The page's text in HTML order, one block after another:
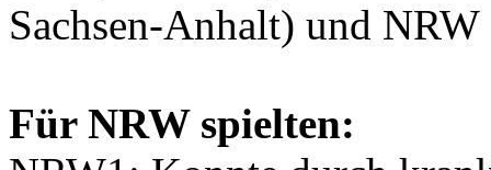
Sachsen-Anhalt) und
Für NRW spielten: